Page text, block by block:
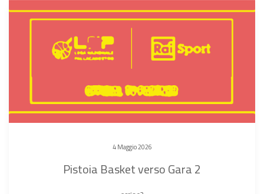
4 Maggio 2026
Pistoia Basket verso Gara 2